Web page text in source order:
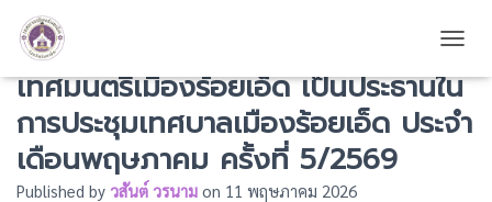
นายบรรจง โฆษิตจิรนันท์ นายก
เทศมนตรีเมืองร้อยเอ็ด เป็นประธานใน
การประชุมเทศบาลเมืองร้อยเอ็ด ประจำ
เดือนพฤษภาคม ครั้งที่ 5/2569
Published by วสันต์ วรนาม on 11 พฤษภาคม 2026